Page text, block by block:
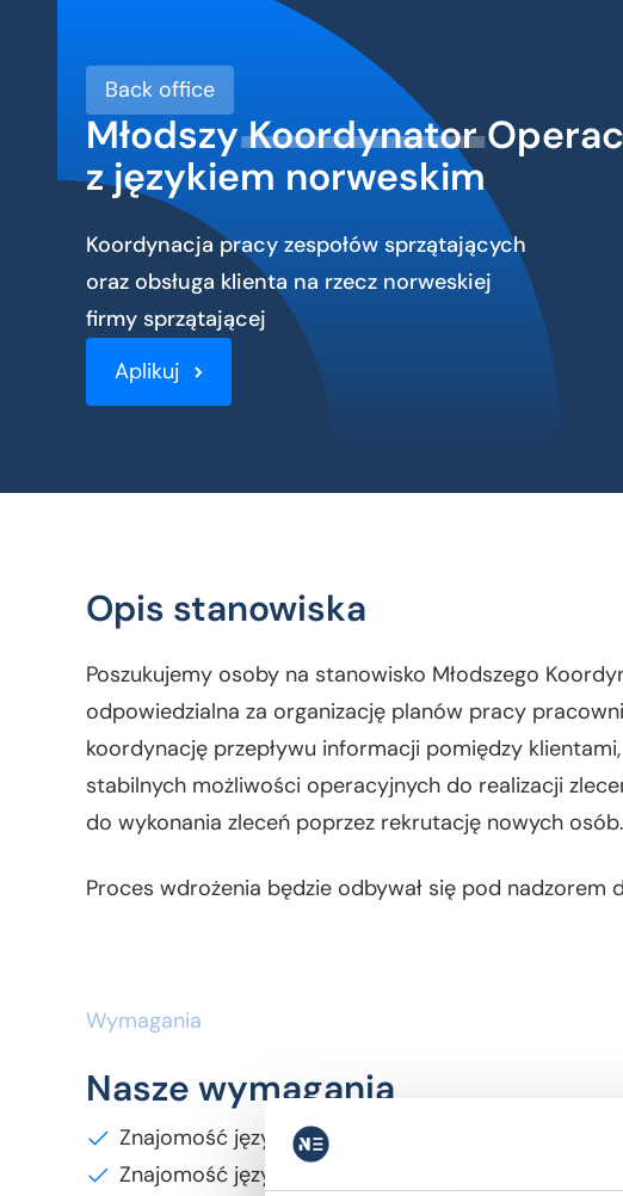
Back office
MłodszyKoordynator
z językiem norweskim
Koordynacja pracy zespołów sprzątających
oraz obsługa klienta na rzecz norweskiej
firmy sprzątającej
Aplikuj
Opis stanowiska
Poszukujemy osoby na stanowisko Młodszego
odpowiedzialna za organizację planów pracy
koordynację przepływu informacji pomiędzy
stabilnych możliwości operacyjnych do realizacji
do wykonania zleceń poprzez rekrutację nowych osób.
Proces wdrożenia będzie odbywał się pod
Wymagania
Nasze wymagania
Znajomość języka norweskiego na poziomie
Znajomość języka angielskiego na poziomie